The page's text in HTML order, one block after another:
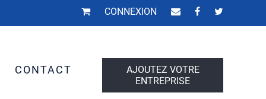
CONNEXION
AJOUTEZ VOTRE
ENTREPRISE
CONTACT